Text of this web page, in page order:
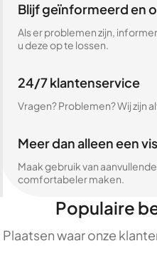
Blijf geïnformeerd en
Als er problemen zijn,
u deze op te lossen.
24/7 klantenservice
Vragen? Problemen? Wij zijn
Meer dan alleen een
Maak gebruik van
comfortabeler maken.
Populaire
Plaatsen waar onze